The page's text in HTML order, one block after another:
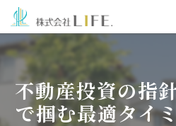
不動産投資の指
で掴む最適タイ